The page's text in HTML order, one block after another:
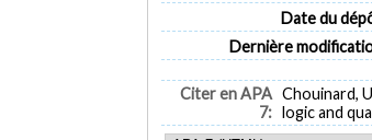
Date du
Dernière
Citer en APA
7:
Chouinard,
logic and